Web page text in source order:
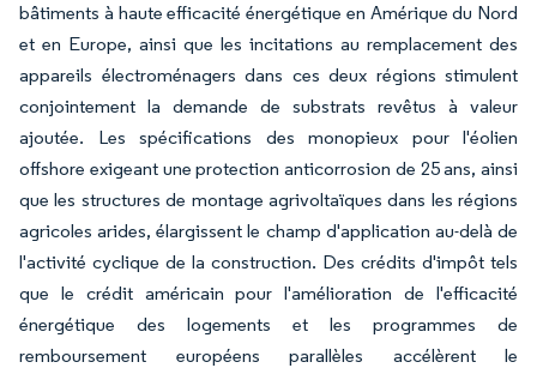
bâtiments à haute efficacité énergétique en Amérique du Nord
et en Europe, ainsi que les incitations au remplacement des
appareils électroménagers dans ces deux régions stimulent
conjointement la demande de substrats revêtus à valeur
ajoutée. Les spécifications des monopieux pour l'éolien
offshore exigeant une protection anticorrosion de 25 ans, ainsi
que les structures de montage agrivoltaïques dans les régions
agricoles arides, élargissent le champ d'application au-delà de
l'activité cyclique de la construction. Des crédits d'impôt tels
que le crédit américain pour l'amélioration de l'efficacité
énergétique des logements et les programmes de
remboursement européens parallèles accélèrent le